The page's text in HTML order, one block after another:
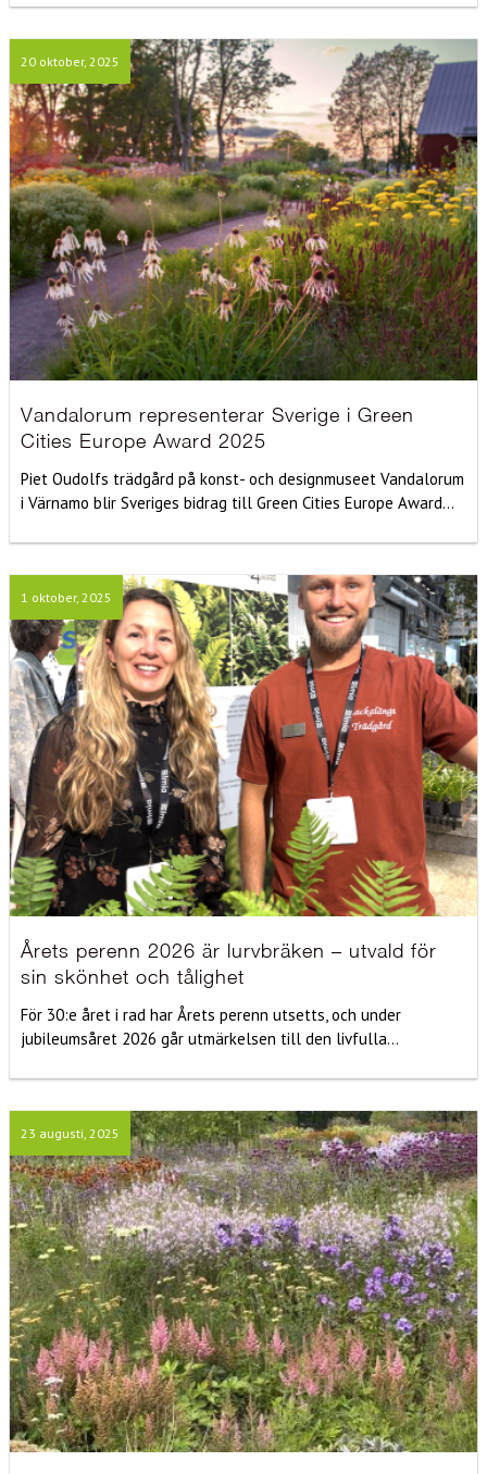
20 oktober, 2025
Vandalorum representerar Sverige i Green
Cities Europe Award 2025
Piet Oudolfs trädgård på konst- och designmuseet Vandalorum
i Värnamo blir Sveriges bidrag till Green Cities Europe Award...
1 oktober, 2025
Årets perenn 2026 är lurvbräken – utvald för
sin skönhet och tålighet
För 30:e året i rad har Årets perenn utsetts, och under
jubileumsåret 2026 går utmärkelsen till den livfulla...
23 augusti, 2025